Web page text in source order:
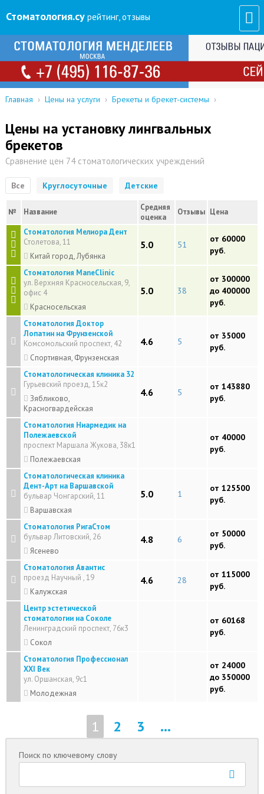
Стоматология.су рейтинг, отзывы
Главная › Цены на услуги › Брекеты и брекет-системы ›
Цены на установку лингвальных
брекетов
Сравнение цен 74 стоматологических учреждений
Все Круглосуточные Детские
№ Название
Средняя
оценка
Отзывы Цена
Стоматология Мелиора Дент
Столетова, 11
Китай город, Лубянка
5.0 51
от 60000
руб.
Стоматология ManeClinic
ул. Верхняя Красносельская, 9,
офис 4
Красносельская
5.0 38
от 300000
до 400000
руб.
Стоматология Доктор
Лопатин на Фрунзенской
Комсомольский проспект, 42
Спортивная, Фрунзенская
4.6 5
от 35000
руб.
Стоматологическая клиника 32
Гурьевский проезд, 15к2
Зябликово,
Красногвардейская
4.6 5
от 143880
руб.
Стоматология Ниармедик на
Полежаевской
проспект Маршала Жукова, 38к1
Полежаевская
от 40000
руб.
Стоматологическая клиника
Дент-Арт на Варшавской
бульвар Чонгарский, 11
Варшавская
5.0 1
от 125500
руб.
Стоматология РигаСтом
бульвар Литовский, 26
Ясенево
4.8 6
от 50000
руб.
Стоматология Авантис
проезд Научный , 19
Калужская
4.6 28
от 115000
руб.
Центр эстетической
стоматологии на Соколе
Ленинградский проспект, 76к3
Сокол
от 60168
руб.
Стоматология Профессионал
XXI Век
ул. Оршанская, 9с1
Молодежная
от 24000
до 350000
руб.
1 2 3 ...
Поиск по ключевому слову